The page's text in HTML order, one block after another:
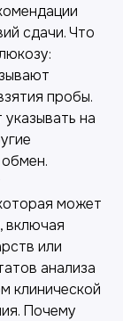
сдачи. Что
пробы.
на
может
включая
или
анализа
клинической
Почему